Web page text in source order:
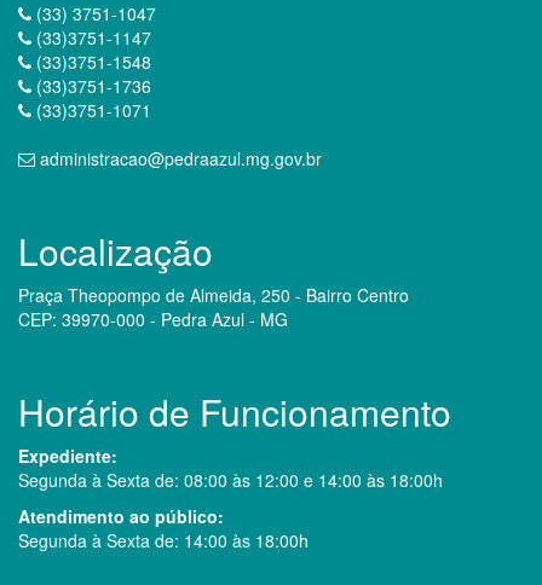
(33) 3751-1047
(33)3751-1147
(33)3751-1548
(33)3751-1736
(33)3751-1071
administracao@pedraazul.mg.gov.br
Localização
Praça Theopompo de Almeida, 250 - Bairro Centro
CEP: 39970-000 - Pedra Azul - MG
Horário de Funcionamento
Expediente:
Segunda à Sexta de: 08:00 às 12:00 e 14:00 às 18:00h
Atendimento ao público:
Segunda à Sexta de: 14:00 às 18:00h